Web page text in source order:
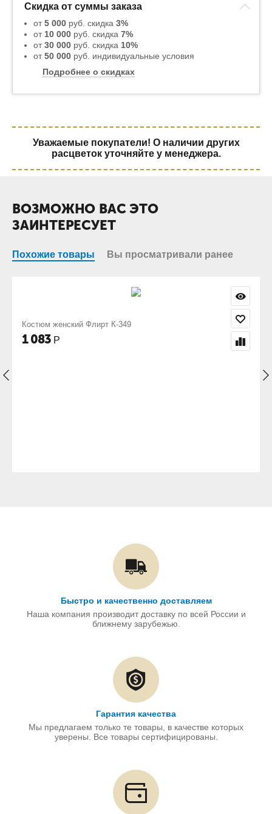
Скидка от суммы заказа
от5 000 руб. скидка 3%
от 10 000 руб. скидка 7%
от30 000 руб. скидка 10%
от50 000 руб. индивидуальные условия
Подробнее о скидках
Уважаемые покупатели! О наличии других
расцветок уточняйте у менеджера.
ВОЗМОЖНО ВАС ЭТО
ЗАИНТЕРЕСУЕТ
Похожие товары Вы просматривали ранее
К-349 Костюм женский с
Быстро и качественно доставляем
Наша компания производит доставку по всей России и
ближнему зарубежью.
Гарантия качества
Мы предлагаем только те товары, в качестве которых
уверены. Все товары сертифицированы.